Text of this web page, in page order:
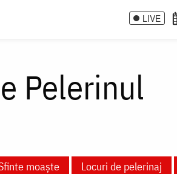
LIVE
Pelerinul
moaște Locuri de pelerinaj